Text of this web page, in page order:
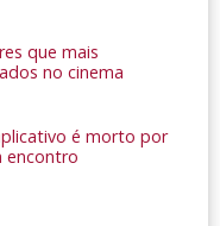
que mais
no cinema
é morto por
encontro